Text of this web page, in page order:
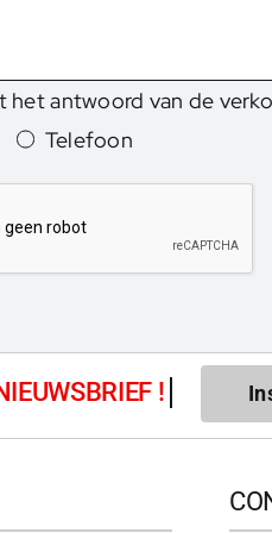
het antwoord van de
Telefoon